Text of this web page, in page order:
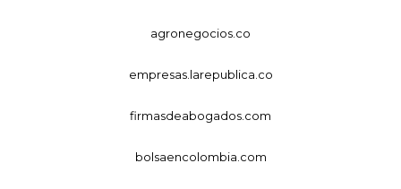
agronegocios.co
empresas.larepublica.co
firmasdeabogados.com
bolsaencolombia.com